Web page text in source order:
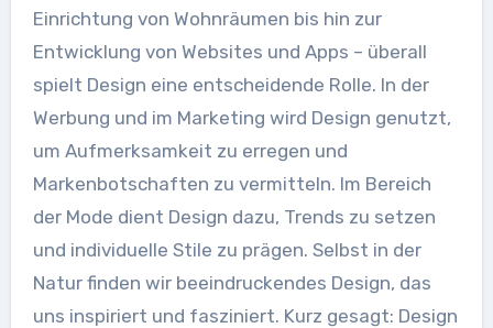
Einrichtung von Wohnräumen bis hin zur
Entwicklung von Websites und Apps – überall
spielt Design eine entscheidende Rolle. In der
Werbung und im Marketing wird Design genutzt,
um Aufmerksamkeit zu erregen und
Markenbotschaften zu vermitteln. Im Bereich
der Mode dient Design dazu, Trends zu setzen
und individuelle Stile zu prägen. Selbst in der
Natur finden wir beeindruckendes Design, das
uns inspiriert und fasziniert. Kurz gesagt: Design